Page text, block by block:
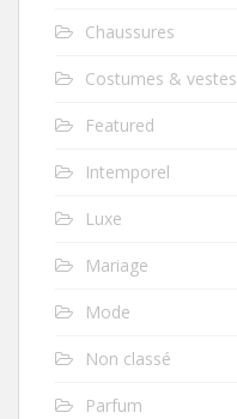
Chaussures
Costumes & vestes
Featured
Intemporel
Luxe
Mariage
Mode
Non classé
Parfum